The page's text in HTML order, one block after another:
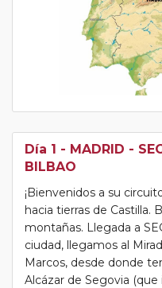
Día 1 - MADRID -
BILBAO
¡Bienvenidos a su
hacia tierras de Castilla.
montañas. Llegada a
ciudad, llegamos al
Marcos, desde donde
Alcázar de Segovia